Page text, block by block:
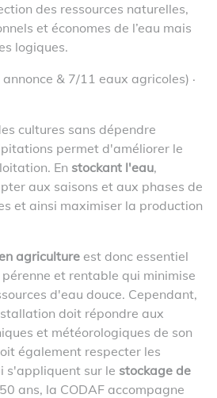
des ressources naturelles,
et économes de l’eau mais
logiques.
& 7/11 eaux agricoles) ·
cultures sans dépendre
permet d'améliorer le
En stockant l'eau,
aux saisons et aux phases de
et ainsi maximiser la production
agriculture est donc essentiel
et rentable qui minimise
d'eau douce. Cependant,
doit répondre aux
et météorologiques de son
également respecter les
s'appliquent sur le stockage de
ans, la CODAF accompagne